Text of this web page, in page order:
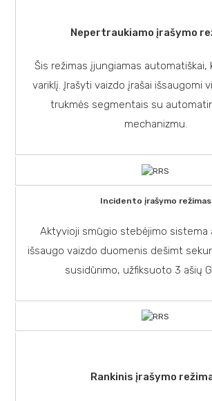
Nepertraukiamo įrašymo
Šis režimas įjungiamas automatiškai,
variklį. Įrašyti vaizdo įrašai išsaugomi
trukmės segmentais su
mechanizmu.
Incidento įrašymo režimas
Aktyvioji smūgio stebėjimo sistema
išsaugo vaizdo duomenis dešimt
susidūrimo, užfiksuoto 3 ašių G
Rankinis įrašymo